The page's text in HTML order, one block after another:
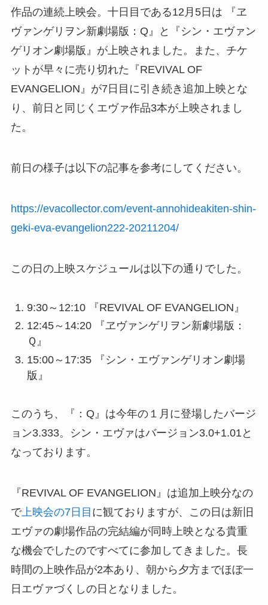
作品の連続上映会。十日目である12月5日は 『ヱ
ヴァンゲリヲン新劇場版：Q』と『シン・エヴァン
ゲリオン劇場版』が上映されました。また、チケ
ットが早々に売り切れた『REVIVAL OF
EVANGELION』が7日目に引き続き追加上映とな
り、前日と同じくエヴァ作品3本が上映されまし
た。
前日の様子は以下の記事を参考にしてください。
https://evacollector.com/event-annohideakiten-shin-
geki-eva-evangelion222-20211204/
この日の上映スケジュールは以下の通りでした。
9:30～12:10 『REVIVAL OF EVANGELION』
12:45～14:20 『ヱヴァンゲリヲン新劇場版：
Ｑ』
15:00～17:35 『シン・エヴァンゲリオン劇場
版』
このうち、『：Q』は今年の１月に登場したバージ
ョン3.333。シン・エヴァはバージョン3.0+1.01と
なっております。
『REVIVAL OF EVANGELION』は追加上映分なの
で上映会の7日目 に観ておりますが、この日は新旧
エヴァの劇場作品の完結編が同時上映となる貴重
な機会でしたのですべてに参加してきました。長
時間の上映作品が2本あり、朝から夕方までほぼ一
日エヴァづくしの日となりました。